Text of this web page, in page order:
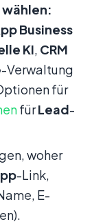
Business
KI, CRM
-Verwaltung
für
fürLead-
woher
-Link,
E-